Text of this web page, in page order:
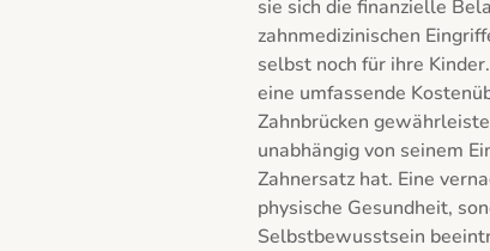
sie sich die finanzielle
zahnmedizinischen
selbst noch für ihre
eine umfassende
Zahnbrücken
unabhängig von seinem
Zahnersatz hat. Eine
physische Gesundheit,
Selbstbewusstsein